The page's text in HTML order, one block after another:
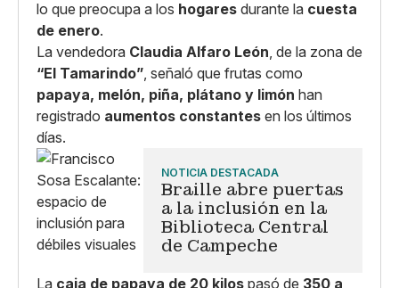
lo que preocupa a los hogares durante la cuesta
de enero.
La vendedora Claudia Alfaro León, de la zona de
“El Tamarindo”, señaló que frutas como
papaya, melón, piña, plátano y limón han
registrado aumentos constantes en los últimos
días.
NOTICIA DESTACADA
Braille abre puertas
a la inclusión en la
Biblioteca Central
de Campeche
La caja de papaya de 20 kilos pasó de 350 a